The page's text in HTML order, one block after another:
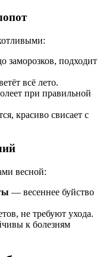
заморозков, подходит
всё лето.
при правильной
красиво свисает с
весной:
— весеннее буйство
не требуют ухода.
к болезням